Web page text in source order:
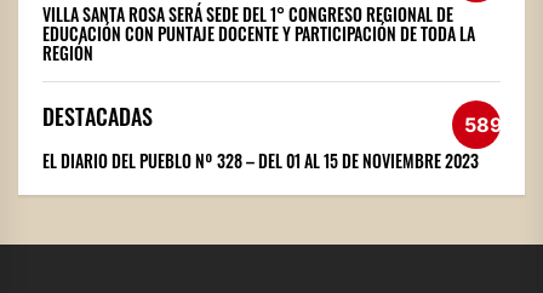
VILLA SANTA ROSA SERÁ SEDE DEL 1° CONGRESO REGIONAL DE
EDUCACIÓN CON PUNTAJE DOCENTE Y PARTICIPACIÓN DE TODA LA
REGIÓN
DESTACADAS 589
EL DIARIO DEL PUEBLO Nº 328 – DEL 01 AL 15 DE NOVIEMBRE 2023